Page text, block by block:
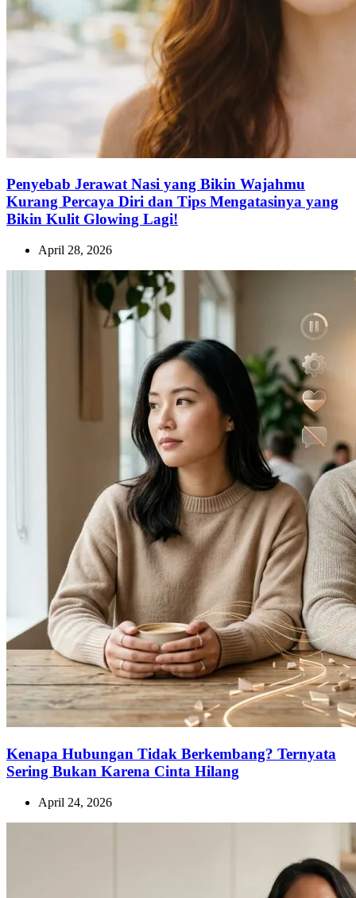
Penyebab Jerawat Nasi yang Bikin Wajahmu
Kurang Percaya Diri dan Tips Mengatasinya yang
Bikin Kulit Glowing Lagi!
April 28, 2026
Kenapa Hubungan Tidak Berkembang? Ternyata
Sering Bukan Karena Cinta Hilang
April 24, 2026